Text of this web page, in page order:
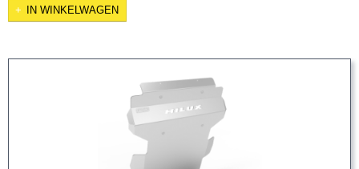
IN WINKELWAGEN